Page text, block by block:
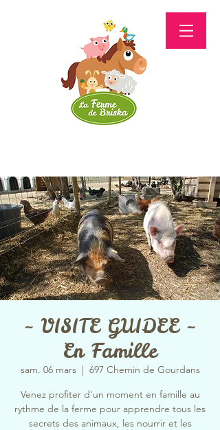
~ VISITE GUIDEE ~
En Famille
sam. 06 mars
  |
697 Chemin de Gourdans
Venez profiter d'un moment en famille au
rythme de la ferme pour apprendre tous les
secrets des animaux, les nourrir et les